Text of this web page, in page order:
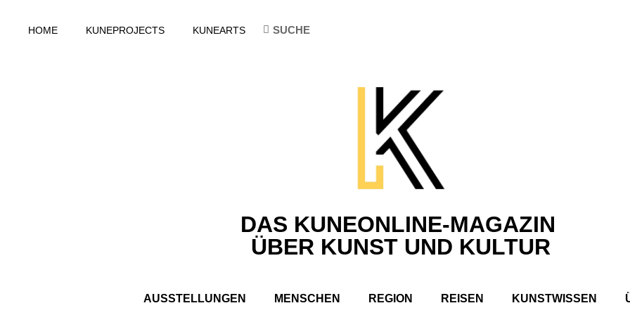
HOME KUNEPROJECTS KUNEARTS
DAS KUNEONLINE-MAGAZIN
ÜBER KUNST UND KULTUR
AUSSTELLUNGEN MENSCHEN REGION REISEN KUNSTWISSEN